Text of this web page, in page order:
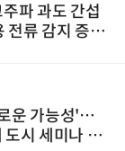
파 과도 간섭
류 감지 증폭
운 가능성'…
시 세미나 페